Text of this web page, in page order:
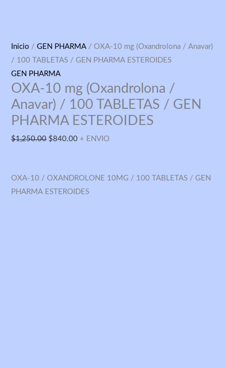
Inicio /GEN PHARMA / OXA-10 mg (Oxandrolona / Anavar)
/ 100 TABLETAS / GEN PHARMA ESTEROIDES
GEN PHARMA
OXA-10 mg (Oxandrolona /
Anavar) / 100 TABLETAS / GEN
PHARMA ESTEROIDES
$1,250.00
Original
price
was:
$1,250.00.
$840.00
Current
price
$840.00.
+ ENVIO
OXA-10 / OXANDROLONE 10MG / 100 TABLETAS / GEN
PHARMA ESTEROIDES
OXA-
10
mg
(Oxandrolona
/
Anavar)
100
GEN
PHARMA